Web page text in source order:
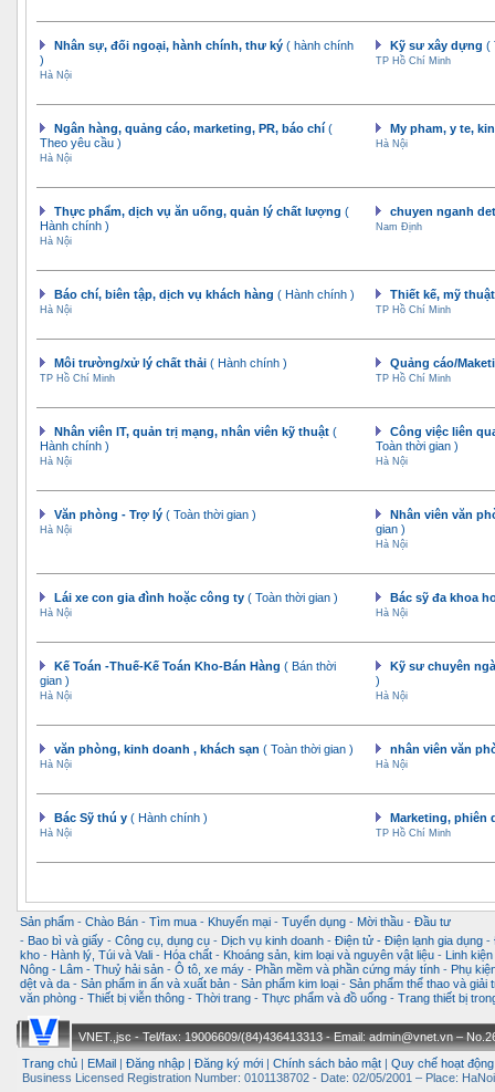
Nhân sự, đối ngoại, hành chính, thư ký ( hành chính
)
Hà Nội
Kỹ sư xây dựng (
TP Hồ Chí Minh
Ngân hàng, quảng cáo, marketing, PR, báo chí (
Theo yêu cầu )
Hà Nội
My pham, y te,
Hà Nội
Thực phẩm, dịch vụ ăn uống, quản lý chất lượng (
Hành chính )
Hà Nội
chuyen nganh
Nam Định
Báo chí, biên tập, dịch vụ khách hàng ( Hành chính )
Hà Nội
Thiết kế, mỹ
TP Hồ Chí Minh
Môi trường/xử lý chất thải ( Hành chính )
TP Hồ Chí Minh
Quảng cáo/
TP Hồ Chí Minh
Nhân viên IT, quản trị mạng, nhân viên kỹ thuật (
Hành chính )
Hà Nội
Công việc liên
Toàn thời gian )
Hà Nội
Văn phòng - Trợ lý ( Toàn thời gian )
Hà Nội
Nhân viên văn
gian )
Hà Nội
Lái xe con gia đình hoặc công ty ( Toàn thời gian )
Hà Nội
Bác sỹ đa khoa
Hà Nội
Kế Toán -Thuế-Kế Toán Kho-Bán Hàng ( Bán thời
gian )
Hà Nội
Kỹ sư chuyên
)
Hà Nội
văn phòng, kinh doanh , khách sạn ( Toàn thời gian )
Hà Nội
nhân viên văn
Hà Nội
Bác Sỹ thú y ( Hành chính )
Hà Nội
Marketing, phiên
TP Hồ Chí Minh
Sản phẩm - Chào Bán - Tìm mua - Khuyến mại - Tuyển dụng - Mời thầu - Đầu tư
- Bao bì và giấy - Công cụ, dụng cụ - Dịch vụ kinh doanh - Điện tử - Điện lạnh gia dụng -
kho - Hành lý, Túi và Vali - Hóa chất - Khoáng sản, kim loại và nguyên vật liệu -
Linh
Nông - Lâm - Thuỷ hải sản - Ô tô, xe máy - Phần mềm và phần cứng máy tính - Phụ
dệt và da - Sản phẩm in ấn và xuất bản - Sản phẩm kim loại - Sản phẩm thể thao và giải
văn phòng - Thiết bị viễn thông - Thời trang - Thực phẩm và đồ uống - Trang thiết bị
VNET.,jsc - Tel/fax: 19006609/(84)436413313 - Email: admin@vnet.vn –
Trang chủ
EMail Đăng nhập Đăng ký mới Chính sách bảo mật Quy chế hoạt động
Business Licensed Registration Number: 0101138702 - Date: 02/05/2001 – Place: